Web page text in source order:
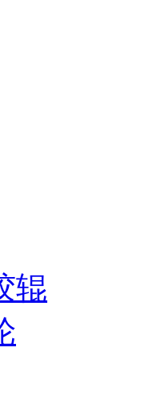
辊